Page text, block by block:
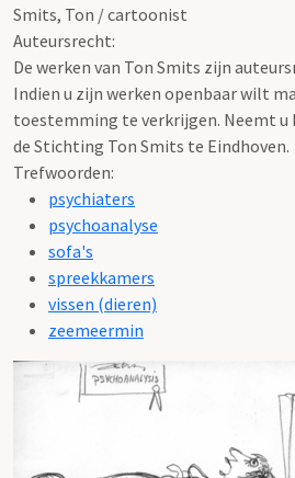
Smits, Ton / cartoonist
Auteursrecht:
De werken van Ton Smits zijn
Indien u zijn werken openbaar wilt
toestemming te verkrijgen. Neemt
de Stichting Ton Smits te Eindhoven.
Trefwoorden:
psychiaters
psychoanalyse
sofa's
spreekkamers
vissen (dieren)
zeemeermin